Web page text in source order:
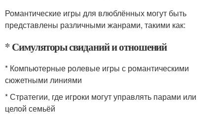
Романтические игры для влюблённых могут быть
представлены различными жанрами, такими как:
* Симуляторы свиданий и отношений
* Компьютерные ролевые игры с романтическими
сюжетными линиями
* Стратегии, где игроки могут управлять парами или
целой семьёй